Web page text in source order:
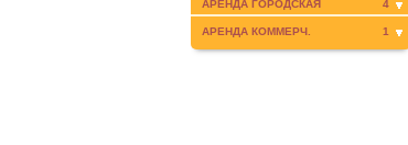
АРЕНДА ГОРОДСКАЯ 4
АРЕНДА КОММЕРЧ. 1